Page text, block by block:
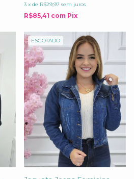
3 x de R$29,97 sem juros
R$85,41 com Pix
ESGOTADO